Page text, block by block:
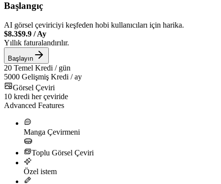
Başlangıç
AI görsel çeviriciyi keşfeden hobi kullanıcıları için harika.
$8.3$9.9 /Ay
Yıllık faturalandırılır.
Başlayın
20 Temel Kredi / gün
5000 Gelişmiş Kredi / ay
Görsel Çeviri
10 kredi her çeviride
Advanced Features
Manga Çevirmeni
Toplu Görsel Çeviri
Özel istem